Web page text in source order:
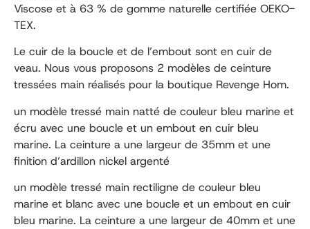
Viscose et à 63 % de gomme naturelle certifiée OEKO-
TEX.
Le cuir de la boucle et de l’embout sont en cuir de
veau. Nous vous proposons 2 modèles de ceinture
tressées main réalisés pour la boutique Revenge Hom.
un modèle tressé main natté de couleur bleu marine et
écru avec une boucle et un embout en cuir bleu
marine. La ceinture a une largeur de 35mm et une
finition d’ardillon nickel argenté
un modèle tressé main rectiligne de couleur bleu
marine et blanc avec une boucle et un embout en cuir
bleu marine. La ceinture a une largeur de 40mm et une